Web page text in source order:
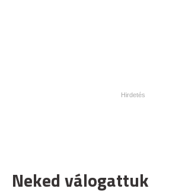
Neked válogattuk